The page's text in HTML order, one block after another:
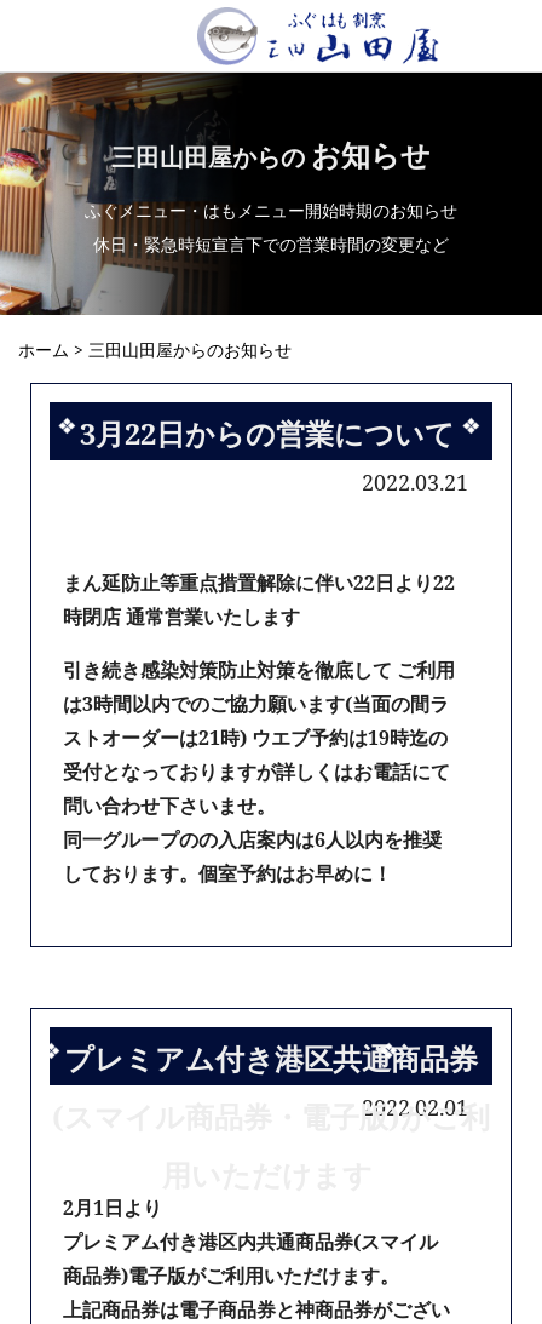
三田山田屋からの お知らせ
ふぐメニュー・はもメニュー開始時期のお知らせ
休日・緊急時短宣言下での営業時間の変更など
ホーム > 三田山田屋からのお知らせ
3月22日からの営業について
2022.03.21
まん延防止等重点措置解除に伴い22日より22
時閉店 通常営業いたします
引き続き感染対策防止対策を徹底して ご利用
は3時間以内でのご協力願います(当面の間ラ
ストオーダーは21時) ウエブ予約は19時迄の
受付となっておりますが詳しくはお電話にて
問い合わせ下さいませ。
同一グループのの入店案内は6人以内を推奨
しております。個室予約はお早めに！
プレミアム付き港区共通商品券
(スマイル商品券・電子版)がご利
2022.02.01
2月1日より
プレミアム付き港区内共通商品券(スマイル
商品券)電子版がご利用いただけます。
上記商品券は電子商品券と神商品券がござい